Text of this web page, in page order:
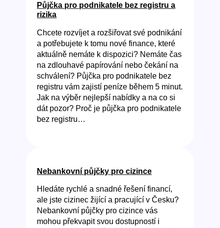
Půjčka pro podnikatele bez registru a
rizika
Chcete rozvíjet a rozšiřovat své podnikání
a potřebujete k tomu nové finance, které
aktuálně nemáte k dispozici? Nemáte čas
na zdlouhavé papírování nebo čekání na
schválení? Půjčka pro podnikatele bez
registru vám zajistí peníze během 5 minut.
Jak na výběr nejlepší nabídky a na co si
dát pozor? Proč je půjčka pro podnikatele
bez registru…
Nebankovní půjčky pro cizince
Hledáte rychlé a snadné řešení financí,
ale jste cizinec žijící a pracující v Česku?
Nebankovní půjčky pro cizince vás
mohou překvapit svou dostupností i